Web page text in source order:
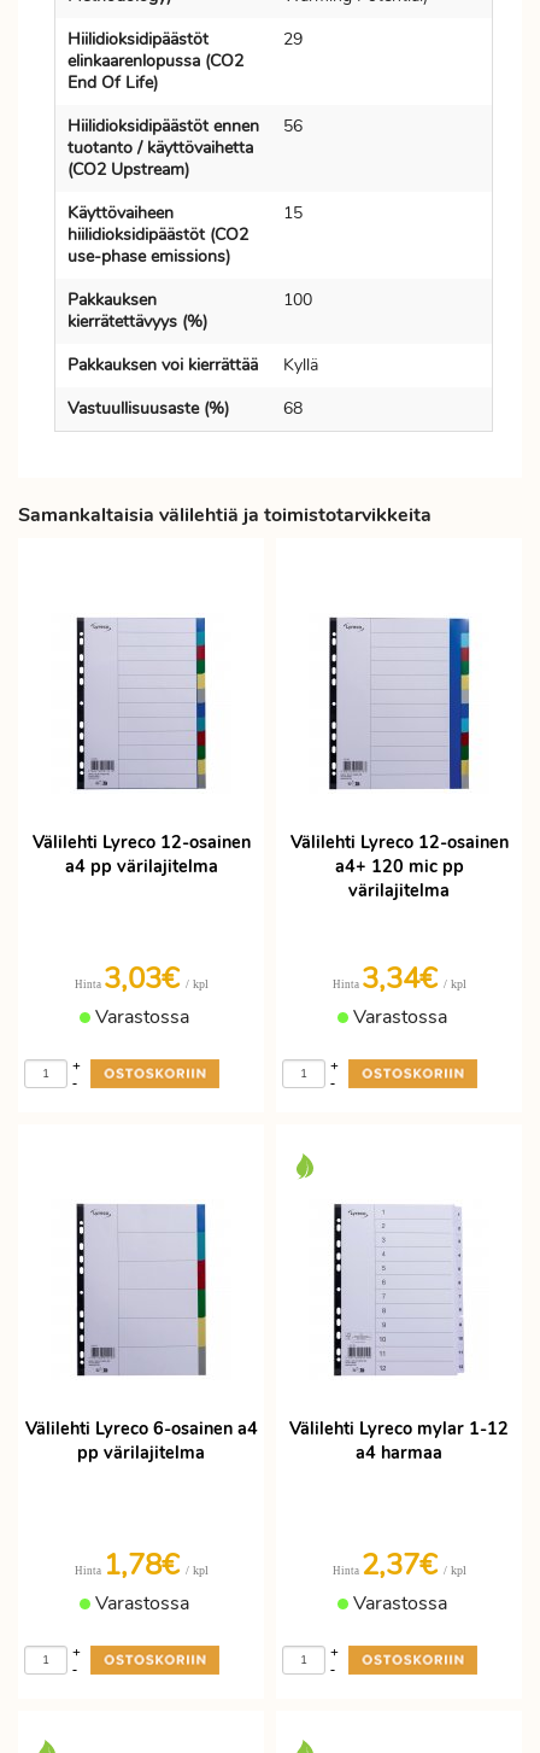
Hiilidioksidipäästöt
elinkaarenlopussa (CO2
End Of Life)
29
Hiilidioksidipäästöt ennen
tuotanto / käyttövaihetta
(CO2 Upstream)
56
Käyttövaiheen
hiilidioksidipäästöt (CO2
use-phase emissions)
15
Pakkauksen
kierrätettävyys (%)
100
Pakkauksen voi kierrättää
Kyllä
Vastuullisuusaste (%)
68
Samankaltaisia välilehtiä ja toimistotarvikkeita
Välilehti Lyreco 12-osainen
a4 pp värilajitelma
Hinta 3,03€ / kpl
Varastossa
-
+
Välilehti Lyreco 12-osainen
a4+ 120 mic pp
värilajitelma
Hinta 3,34€ / kpl
Varastossa
-
+
Välilehti Lyreco 6-osainen a4
pp värilajitelma
Hinta 1,78€ / kpl
Varastossa
-
+
Välilehti Lyreco mylar 1-12
a4 harmaa
Hinta 2,37€ / kpl
Varastossa
-
+